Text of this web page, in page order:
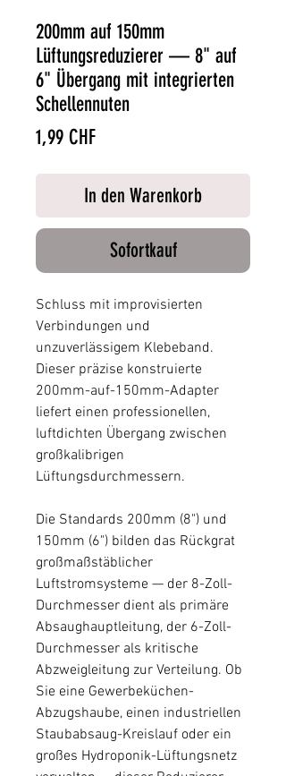
200mm auf 150mm
Lüftungsreduzierer — 8" auf
6" Übergang mit integrierten
Schellennuten
1,99 CHFPreis
In den Warenkorb
Sofortkauf
Schluss mit improvisierten
Verbindungen und
unzuverlässigem Klebeband.
Dieser präzise konstruierte
200mm-auf-150mm-Adapter
liefert einen professionellen,
luftdichten Übergang zwischen
großkalibrigen
Lüftungsdurchmessern.
Die Standards 200mm (8") und
150mm (6") bilden das Rückgrat
großmaßstäblicher
Luftstromsysteme — der 8-Zoll-
Durchmesser dient als primäre
Absaughauptleitung, der 6-Zoll-
Durchmesser als kritische
Abzweigleitung zur Verteilung. Ob
Sie eine Gewerbeküchen-
Abzugshaube, einen industriellen
Staubabsaug-Kreislauf oder ein
großes Hydroponik-Lüftungsnetz